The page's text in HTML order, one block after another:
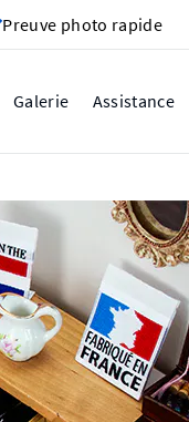
Preuve photo rapide
Galerie Assistance